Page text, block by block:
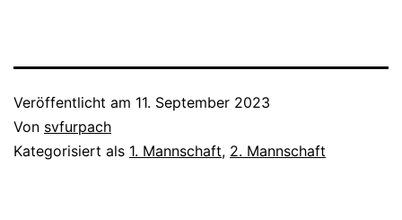
Veröffentlicht am 11. September 2023
Von svfurpach
Kategorisiert als 1. Mannschaft, 2. Mannschaft